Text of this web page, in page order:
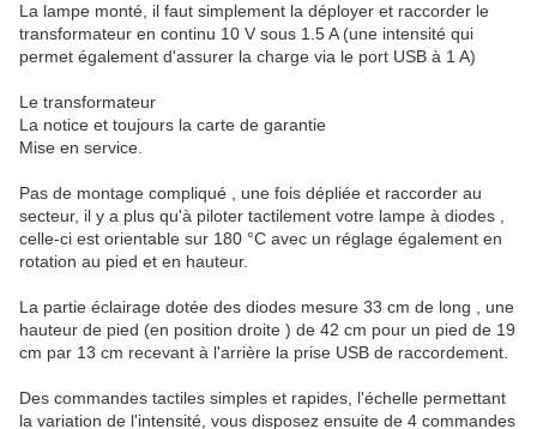
La lampe monté, il faut simplement la déployer et raccorder le
transformateur en continu 10 V sous 1.5 A (une intensité qui
permet également d'assurer la charge via le port USB à 1 A)
Le transformateur
La notice et toujours la carte de garantie
Mise en service.
Pas de montage compliqué , une fois dépliée et raccorder au
secteur, il y a plus qu'à piloter tactilement votre lampe à diodes ,
celle-ci est orientable sur 180 °C avec un réglage également en
rotation au pied et en hauteur.
La partie éclairage dotée des diodes mesure 33 cm de long , une
hauteur de pied (en position droite ) de 42 cm pour un pied de 19
cm par 13 cm recevant à l'arrière la prise USB de raccordement.
Des commandes tactiles simples et rapides, l'échelle permettant
la variation de l'intensité, vous disposez ensuite de 4 commandes